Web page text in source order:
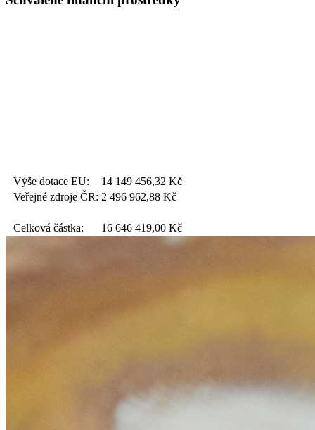
Výše dotace EU: 14 149 456,32 Kč
Veřejné zdroje ČR: 2 496 962,88 Kč
Celková částka: 16 646 419,00 Kč